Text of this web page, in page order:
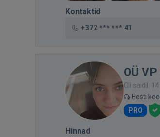
Kontaktid
+372 *** *** 41
OÜ
Oli saidil:
Eesti
PRO
Hinnad